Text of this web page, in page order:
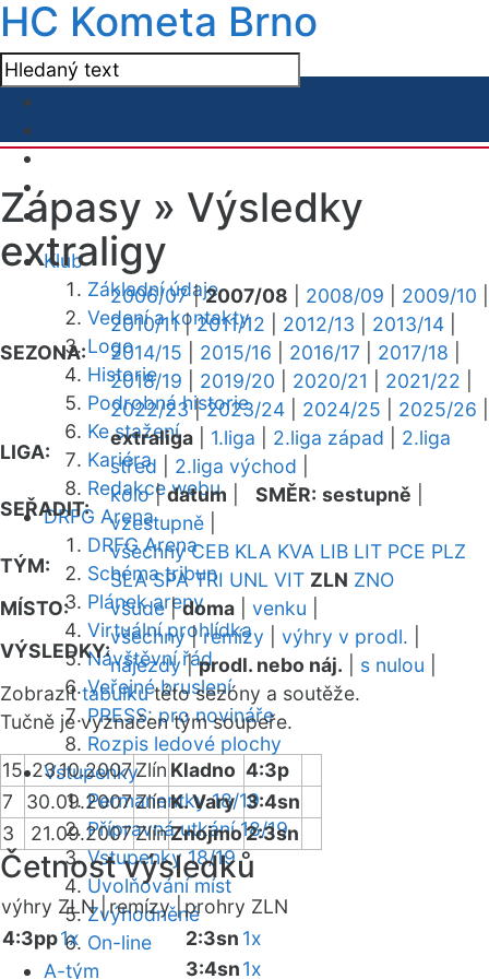
HC Kometa Brno
Klub
Základní údaje
Vedení a kontakty
Logo
Historie
Podrobná historie
Ke stažení
Kariéra
Redakce webu
DRFG Arena
DRFG Arena
Schéma tribun
Plánek areny
Virtuální prohlídka
Návštěvní řád
Veřejné bruslení
PRESS: pro novináře
Rozpis ledové plochy
Vstupenky
Permanentky 18/19
Přípravná utkání 18/19
Vstupenky 18/19
Uvolňování míst
Zvýhodněné
On-line
A-tým
Zápasy » Výsledky
extraligy
SEZONA:
2006/07|2007/08 2008/09 2009/10
2010/11|2011/12 2012/13 2013/14
2014/15
2015/16 2016/17 2017/18
2018/19
2019/20 2020/21 2021/22
2022/23|2023/24 2024/25 2025/26
LIGA:
extraliga 1.liga 2.liga západ
2.liga
střed
2.liga východ
SEŘADIT:
kolo|datum SMĚR: sestupně
vzestupně
TÝM:
všechny CEB KLA KVA LIB LIT PCE PLZ
SLA SPA TRI UNL VIT ZLN ZNO
MÍSTO:
všude|doma venku
VÝSLEDKY:
všechny|remízy výhry v prodl.
nájezdy|prodl. nebo náj. s nulou
Zobrazittabulkutéto sezóny a soutěže.
Tučně je vyznačen tým soupeře.
15 23.10.2007Zlín Kladno 4:3p
7
30.09.2007ZlínK. Vary 3:4sn
3
21.09.2007ZlínZnojmo2:3sn
Četnost výsledků
výhry ZLN | remízy |prohry ZLN
4:3pp1x 2:3sn 1x
3:4sn1x